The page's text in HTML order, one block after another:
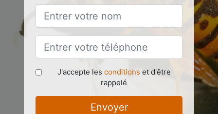
J'accepte les conditions et d'être
rappelé
Envoyer